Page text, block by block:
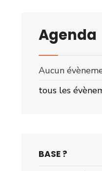
Agenda
Aucun
tous les
BASE ?